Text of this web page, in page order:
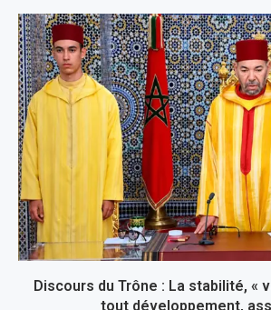
Discours du Trône : La stabilité, «
tout développement,